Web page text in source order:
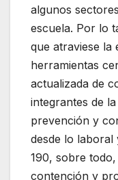
algunos
escuela. Por lo
que atraviese la
herramientas
actualizada de
integrantes de
prevención y
desde lo laboral
190, sobre todo,
contención y